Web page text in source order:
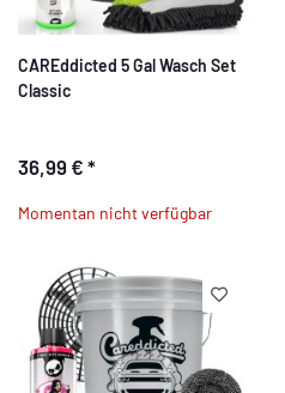
CAREddicted 5 Gal Wasch Set
Classic
36,99 € *
Momentan nicht verfügbar